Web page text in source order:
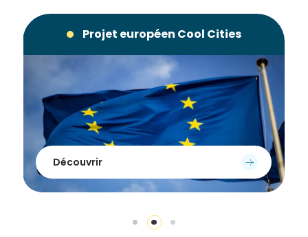
Projet européen Cool Cities
Découvrir